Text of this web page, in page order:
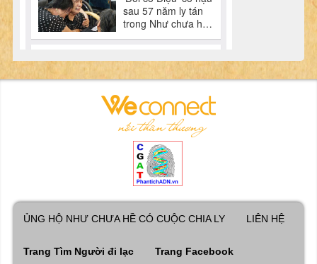
ỦNG HỘ NHƯ CHƯA HỀ CÓ CUỘC CHIA LY LIÊN HỆ
Trang Tìm Người đi lạc Trang Facebook